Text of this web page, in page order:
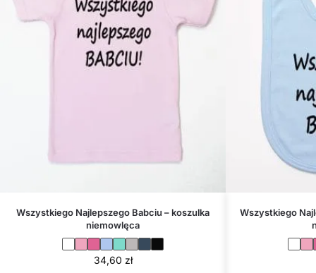
Wszystkiego Najlepszego Babciu – koszulka
niemowlęca
34,60 zł
Wszystkiego